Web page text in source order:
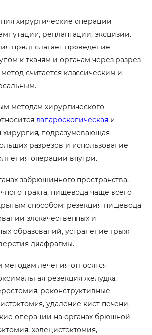
хирургические операции
реплантации, эксцизии.
предполагает проведение
к тканям и органам через разрез
считается классическим и
методам хирургического
лапароскопическая и
хирургия, подразумевающая
разрезов и использование
операции внутри.
забрюшинного пространства,
тракта, пищевода чаще всего
способом: резекция пищевода
злокачественных и
образований, устранение грыж
диафрагмы.
методам лечения относятся
резекция желудка,
реконструктивные
удаление кист печени.
операции на органах брюшной
холецистэктомия,